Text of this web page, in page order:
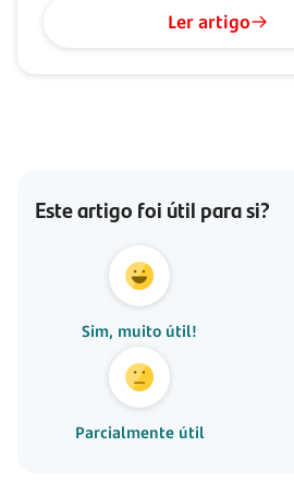
Ler artigo
Este artigo foi útil para si?
Sim, muito útil!
Parcialmente útil